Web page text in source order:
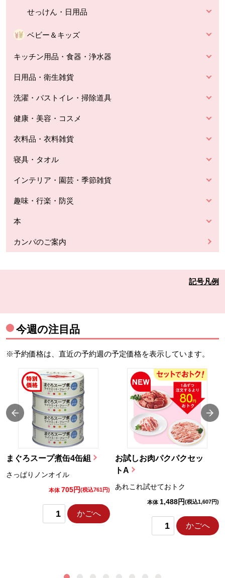
せっけん・日用品
ベビー＆キッズ
キッチン用品・食器・浄水器
日用品・衛生雑貨
洗濯・バストイレ・掃除道具
健康・美容・コスメ
衣料品・衣料雑貨
寝具・タオル
インテリア・園芸・季節雑貨
趣味・行楽・防災
本
カンパのご案内
記号凡例
今週の注目品
※予約価格は、直近の予約週の予定価格を表示しています。
まぐろスープ煮缶4缶組
さっぱりノンオイル
本体 705円(税込761円)
かごへ
お試しお肉パクパクセッ
トA
あれこれ試せておトク
本体 1,488円(税込1,607円)
かごへ